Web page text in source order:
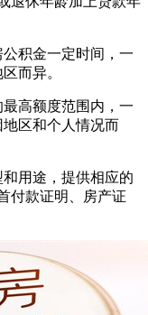
积金一定时间，一
而异。
高额度范围内，一
区和个人情况而
用途，提供相应的
付款证明、房产证